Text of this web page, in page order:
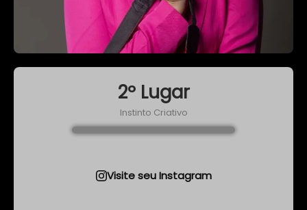
2º Lugar
Instinto Criativo
Visite seu Instagram